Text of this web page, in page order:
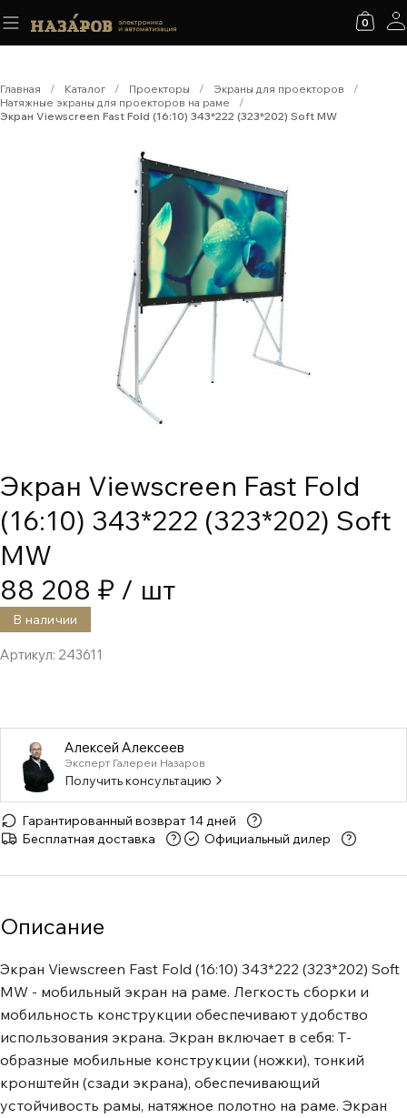
0
Главная / Каталог / Проекторы / Экраны для проекторов
/
Натяжные экраны для проекторов на раме
/
Экран Viewscreen Fast Fold (16:10) 343*222 (323*202) Soft MW
Экран Viewscreen Fast Fold
(16:10) 343*222 (323*202) Soft
MW
88 208 ₽ / шт
В наличии
Артикул: 243611
Алексей Алексеев
Эксперт Галереи Назаров
Получить консультацию
Гарантированный возврат 14 дней
Бесплатная доставка
Официальный дилер
Описание
Экран Viewscreen Fast Fold (16:10) 343*222 (323*202) Soft
MW - мобильный экран на раме. Легкость сборки и
мобильность конструкции обеспечивают удобство
использования экрана. Экран включает в себя: Т-
образные мобильные конструкции (ножки), тонкий
кронштейн (сзади экрана), обеспечивающий
устойчивость рамы, натяжное полотно на раме. Экран